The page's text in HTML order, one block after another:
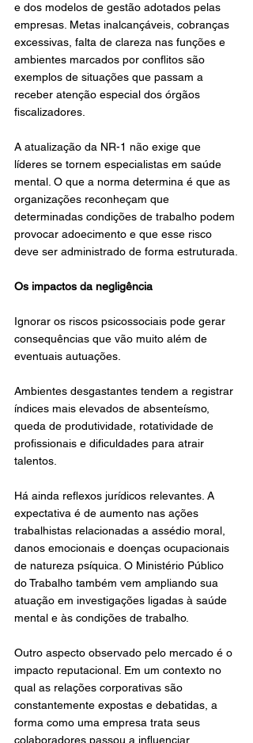
e dos modelos de gestão adotados pelas
empresas. Metas inalcançáveis, cobranças
excessivas, falta de clareza nas funções e
ambientes marcados por conflitos são
exemplos de situações que passam a
receber atenção especial dos órgãos
fiscalizadores.
A atualização da NR-1 não exige que
líderes se tornem especialistas em saúde
mental. O que a norma determina é que as
organizações reconheçam que
determinadas condições de trabalho podem
provocar adoecimento e que esse risco
deve ser administrado de forma estruturada.
Os impactos da negligência
Ignorar os riscos psicossociais pode gerar
consequências que vão muito além de
eventuais autuações.
Ambientes desgastantes tendem a registrar
índices mais elevados de absenteísmo,
queda de produtividade, rotatividade de
profissionais e dificuldades para atrair
talentos.
Há ainda reflexos jurídicos relevantes. A
expectativa é de aumento nas ações
trabalhistas relacionadas a assédio moral,
danos emocionais e doenças ocupacionais
de natureza psíquica. O Ministério Público
do Trabalho também vem ampliando sua
atuação em investigações ligadas à saúde
mental e às condições de trabalho.
Outro aspecto observado pelo mercado é o
impacto reputacional. Em um contexto no
qual as relações corporativas são
constantemente expostas e debatidas, a
forma como uma empresa trata seus
colaboradores passou a influenciar